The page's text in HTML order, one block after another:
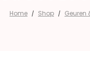
Home / Shop / Geuren